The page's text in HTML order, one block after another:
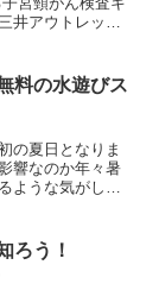
井アウトレット
のがん検診の受
料の水遊びス
の夏日となりま
響なのか年々暑
ような気がしま
可能性が高いと
...
ろう！